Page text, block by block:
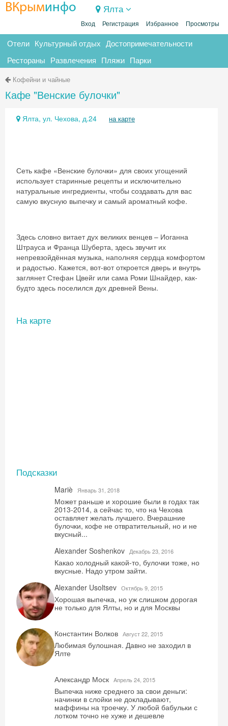
ВКрыминфо Ялта
Вход Регистрация Избранное Просмотры
Отели Культурный отдых Достопримечательности
Рестораны Развлечения Пляжи Парки
Кофейни и чайные
Кафе "Венские булочки"
Ялта, ул. Чехова, д.24 на карте
Сеть кафе «Венские булочки» для своих угощений
использует старинные рецепты и исключительно
натуральные ингредиенты, чтобы создавать для вас
самую вкусную выпечку и самый ароматный кофе.
Здесь словно витает дух великих венцев – Иоганна
Штрауса и Франца Шуберта, здесь звучит их
непревзойдённая музыка, наполняя сердца комфортом
и радостью. Кажется, вот-вот откроется дверь и внутрь
заглянет Стефан Цвейг или сама Роми Шнайдер, как-
будто здесь поселился дух древней Вены.
На карте
Подсказки
Mariè Январь 31, 2018
Может раньше и хорошие были в годах так
2013-2014, а сейчас то, что на Чехова
оставляет желать лучшего. Вчерашние
булочки, кофе не отвратительный, но и не
вкусный...
Alexander Soshenkov
Декабрь 23, 2016
Какао холодный какой-то, булочки тоже, но
вкусные. Надо утром зайти.
Alexander Usoltsev Октябрь 9, 2015
Хорошая выпечка, но уж слишком дорогая
не только для Ялты, но и для Москвы
Константин Волков Август 22, 2015
Любимая булошная. Давно не заходил в
Ялте
Александр Моск Aпрель 24, 2015
Выпечка ниже среднего за свои деньги:
начинки в слойки не докладывают,
маффины на троечку. У любой бабульки с
лотком точно не хуже и дешевле